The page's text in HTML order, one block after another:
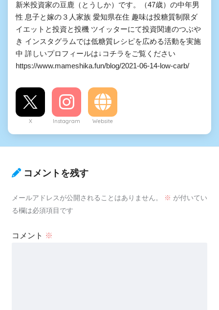
新米投資家の豆鹿（とうしか）です。（47歳）の中年男
性 息子と嫁の３人家族 愛知県在住 趣味は投糖質制限ダ
イエットと投資と投機 ツイッターにて投資関連のつぶや
き インスタグラムでは低糖質レシピを広める活動を実施
中 詳しいプロフィールは↓コチラをご覧ください
https://www.mameshika.fun/blog/2021-06-14-low-carb/
X Instagram Website
コメントを残す
メールアドレスが公開されることはありません。 ※ が付いてい
る欄は必須項目です
コメント ※